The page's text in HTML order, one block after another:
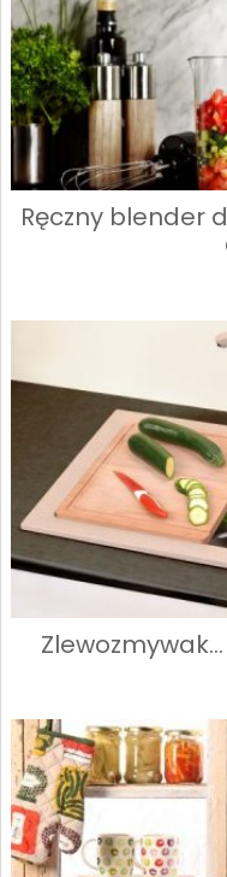
Ręczny blender